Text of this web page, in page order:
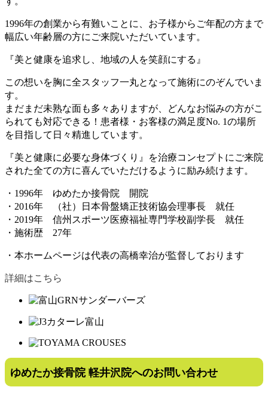
1996年の創業から有難いことに、お子様からご年配の方まで
幅広い年齢層の方にご来院いただいています。
『美と健康を追求し、地域の人を笑顔にする』
この想いを胸に全スタッフ一丸となって施術にのぞんでいま
す。
まだまだ未熟な面も多々ありますが、どんなお悩みの方がこ
られても対応できる！患者様・お客様の満足度No. 1の場所
を目指して日々精進しています。
『美と健康に必要な身体づくり』
を治療コンセプトにご来院
された全ての方に喜んでいただけるように励み続けます。
・1996年 ゆめたか接骨院 開院
・2016年 （社）日本骨盤矯正技術協会理事長 就任
・2019年 信州スポーツ医療福祉専門学校副学長 就任
・施術歴 27年
・本ホームページは代表の高橋幸治が監督しております
詳細はこちら
ゆめたか接骨院 軽井沢院へのお問い合わせ